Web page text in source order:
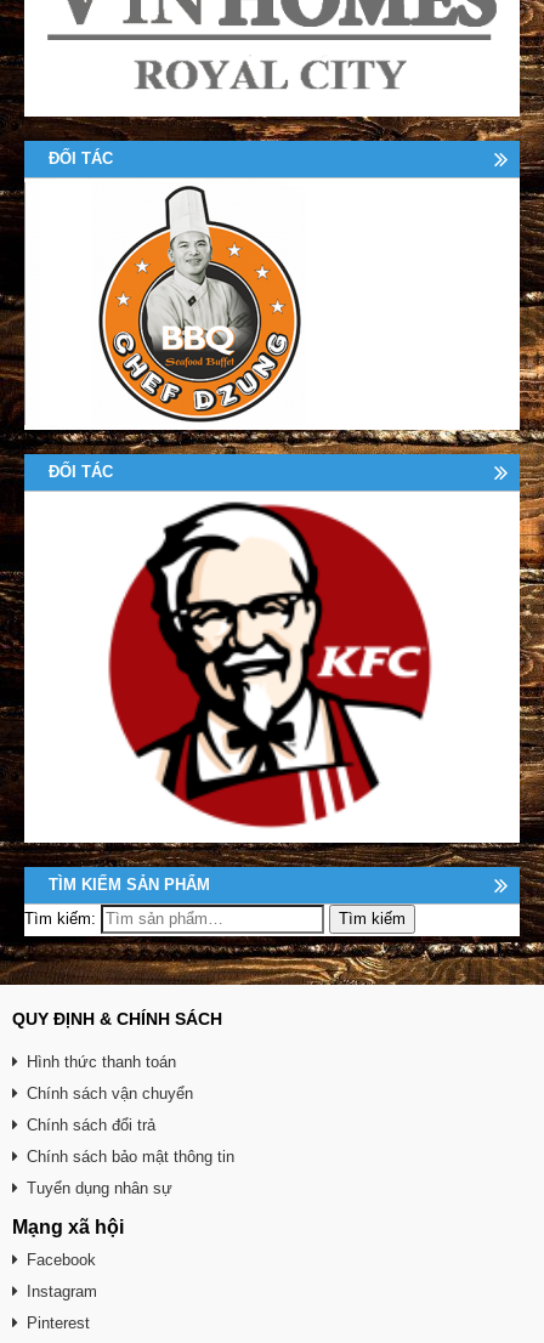
ĐỐI TÁC
ĐỐI TÁC
TÌM KIẾM SẢN PHẨM
Tìm kiếm:
QUY ĐỊNH & CHÍNH SÁCH
Hình thức thanh toán
Chính sách vận chuyển
Chính sách đổi trả
Chính sách bảo mật thông tin
Tuyển dụng nhân sự
Mạng xã hội
Facebook
Instagram
Pinterest